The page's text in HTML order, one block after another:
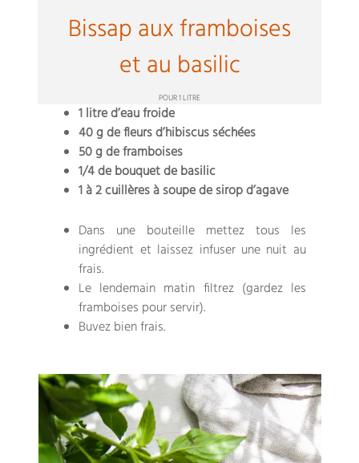
Bissap aux framboises
et au basilic
POUR 1 LITRE
1 litre d’eaufroide
40 g de fleurs d’hibiscus séchées
50 g de framboises
1/4 de bouquet de basilic
1 à 2 cuillères à soupe de sirop d’agave
Dans une bouteille mettez tous les
ingrédient et laissez infuser une nuit au
frais.
Le lendemain matin filtrez (gardez les
framboises pour servir).
Buvez bien frais.